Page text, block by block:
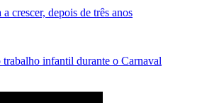
crescer, depois de três anos
trabalho infantil durante o Carnaval